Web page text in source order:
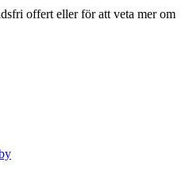
offert eller för att veta mer om